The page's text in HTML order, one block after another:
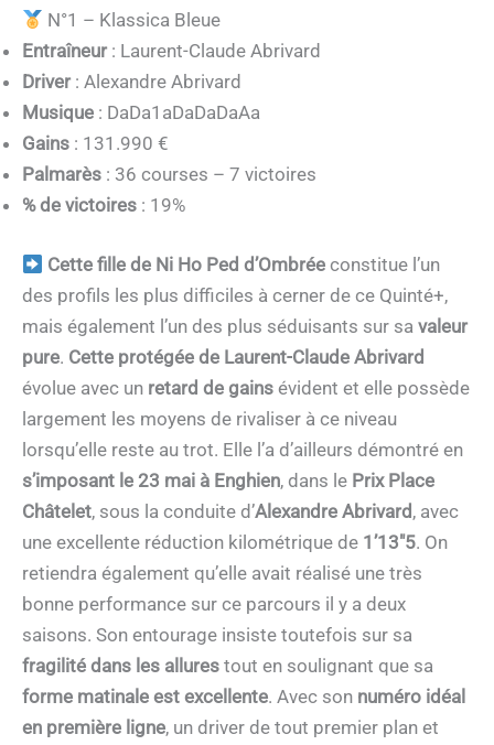
N°1 – Klassica Bleue
Entraîneur: Laurent-Claude Abrivard
Driver: Alexandre Abrivard
Musique : DaDa1aDaDaDaAa
Gains : 131.990 €
Palmarès : 36 courses – 7 victoires
% de victoires : 19%
Cette fille de Ni Ho Ped d’Ombrée constitue l’un
des profils les plus difficiles à cerner de ce Quinté+,
mais également l’un des plus séduisants sur sa valeur
pure. Cette protégée de Laurent-Claude Abrivard
évolue avec un retard de gains évident et elle possède
largement les moyens de rivaliser à ce niveau
lorsqu’elle reste au trot. Elle l’a d’ailleurs démontré en
s’imposant le 23 mai à Enghien, dans le Prix Place
Châtelet, sous la conduite d’Alexandre Abrivard, avec
une excellente réduction kilométrique de 1’13″5. On
retiendra également qu’elle avait réalisé une très
bonne performance sur ce parcours il y a deux
saisons. Son entourage insiste toutefois sur sa
fragilité dans les allures tout en soulignant que sa
forme matinale est excellente. Avec son numéro idéal
en première ligne, un driver de tout premier plan et